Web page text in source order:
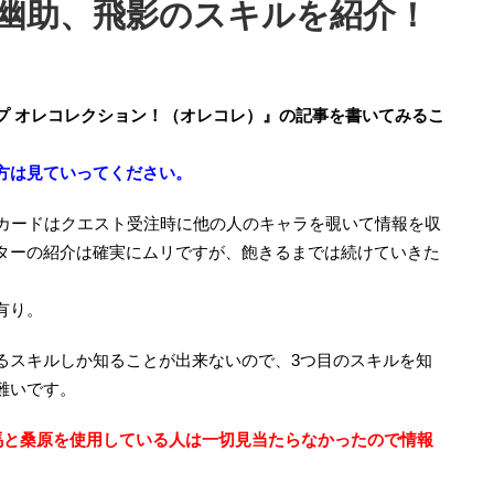
助、飛影のスキルを紹介！
オレコレクション！（オレコレ）』の記事を書いてみるこ
見ていってください。
ードはクエスト受注時に他の人のキャラを覗いて情報を収
の紹介は確実にムリですが、飽きるまでは続けていきた
。
キルしか知ることが出来ないので、3つ目のスキルを知
です。
桑原を使用している人は一切見当たらなかったので情報